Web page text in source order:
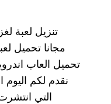
تنزيل لعبة
مجانا تحميل
تحميل العاب
نقدم لكم اليوم
التي